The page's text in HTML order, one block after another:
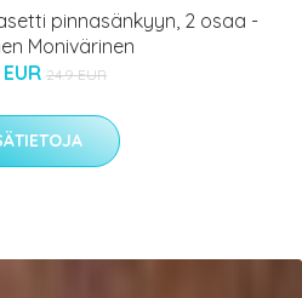
pinnasänkyyn, 2 osaa -
Monivärinen
24.9 EUR